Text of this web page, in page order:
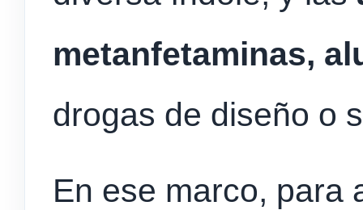
metanfetaminas,
drogas de diseño o
En ese marco, para